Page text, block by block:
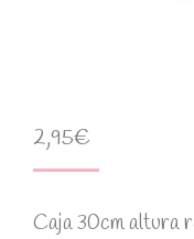
2,95€
Caja 30cm altura